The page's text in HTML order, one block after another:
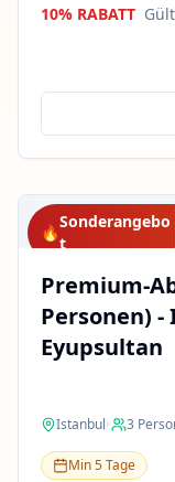
10% RABATT
🔥
Sonderangebo
t
Premium-
Personen) -
Eyupsultan
Istanbul• 3
Min5Tage